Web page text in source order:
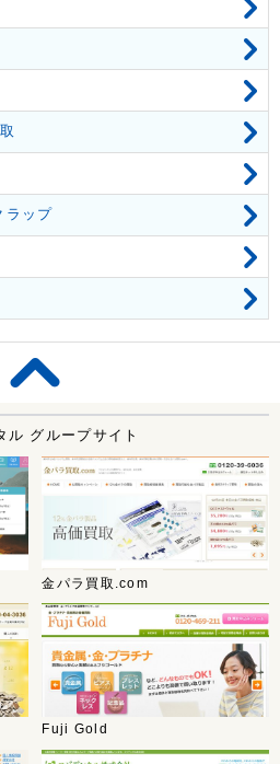
ラップ
ル グループサイト
金パラ買取.com
Fuji Gold